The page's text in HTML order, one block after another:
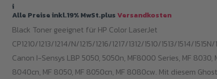
i
Alle Preise inkl.19% MwSt.plusVersandkosten
Black Toner geeignet für HP Color LaserJet
CP1210/1213/1214/N/1215/1216/1217/1312/1510/1513/1514/
Canon I-Sensys LBP 5050, 5050n, MF8000 Series, MF 8030,
8040cn, MF 8050, MF 8050cn, MF 8080cw. Mit diesem